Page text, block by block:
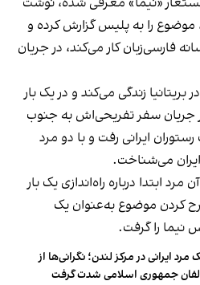
موضوع را به پلیس گزارش کرده و
فارسی‌زبان کار می‌کند، در جریان
زندگی می‌کند و در یک بار
جریان سفر تفریحی‌اش به جنوب
ایرانی رفت و با دو مرد
ایران می‌شناخت.
ابتدا درباره راه‌اندازی یک بار
کردن موضوع به‌عنوان یک
نیما را گرفت.
ایرانی در مرکز لندن؛ نگرانی‌ها از
جمهوری اسلامی شدت گرفت